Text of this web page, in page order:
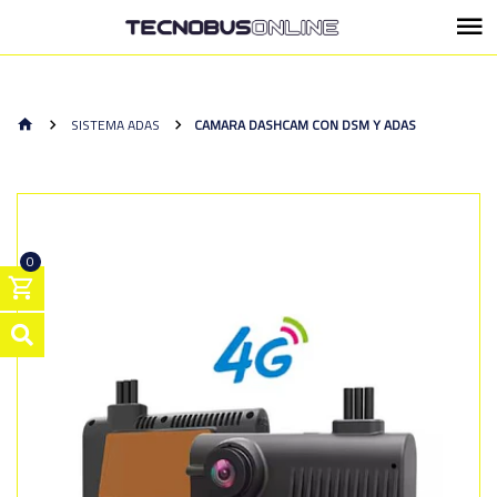
0
SISTEMA ADAS CAMARA DASHCAM CON DSM Y ADAS